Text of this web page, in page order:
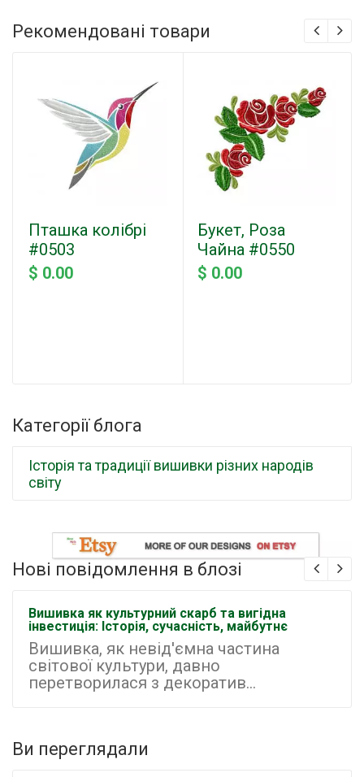
Рекомендовані товари
Пташка колібрі
#0503
$ 0.00
Букет, Роза
Чайна #0550
$ 0.00
Категорії блога
Історія та традиції вишивки різних народів
світу
Нові повідомлення в блозі
Вишивка як культурний скарб та вигідна
інвестиція: Історія, сучасність, майбутнє
Вишивка, як невід'ємна частина
світової культури, давно
перетворилася з декоратив...
Ви переглядали